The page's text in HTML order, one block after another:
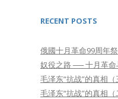
RECENT POSTS
俄國十月革命99周年祭
奴役之路 ── 十月革命
毛泽东“抗战”的真相（
毛泽东“抗战”的真相（